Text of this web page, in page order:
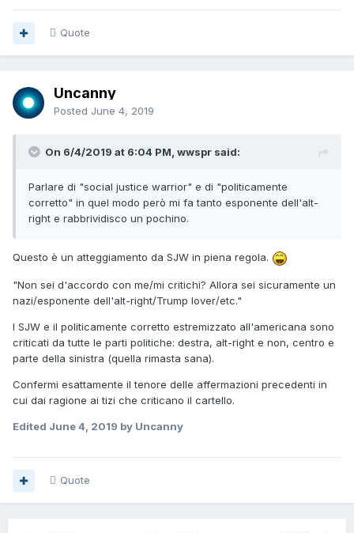
Quote
Uncanny
Posted June 4, 2019
On 6/4/2019 at 6:04 PM, wwspr said:
Parlare di "social justice warrior" e di "politicamente
corretto" in quel modo però mi fa tanto esponente dell'alt-
right e rabbrividisco un pochino.
Questo è un atteggiamento da SJW in piena regola.
"Non sei d'accordo con me/mi critichi? Allora sei sicuramente un
nazi/esponente dell'alt-right/Trump lover/etc."
I SJW e il politicamente corretto estremizzato all'americana sono
criticati da tutte le parti politiche: destra, alt-right e non, centro e
parte della sinistra (quella rimasta sana).
Confermi esattamente il tenore delle affermazioni precedenti in
cui dai ragione ai tizi che criticano il cartello.
Edited June 4, 2019 by Uncanny
Quote